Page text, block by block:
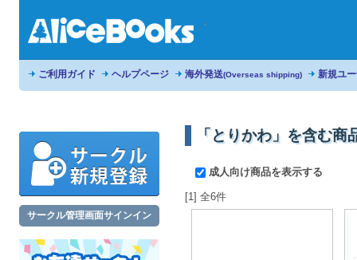
ご利用ガイド ヘルプページ 海外発送(Overseas shipping) 新規ユ
サークル管理画面サインイン
「とりかわ」を含む商
成人向け商品を表示する
[1] 全6件